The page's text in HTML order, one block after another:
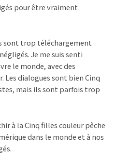
pour être vraiment
sont trop téléchargement
Je me suis senti
le monde, avec des
Les dialogues sont bien Cinq
mais ils sont parfois trop
à la Cinq filles couleur pêche
dans le monde et à nos